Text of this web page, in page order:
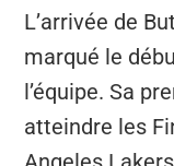
L’arrivée de
marqué le
l’équipe. Sa
atteindre les